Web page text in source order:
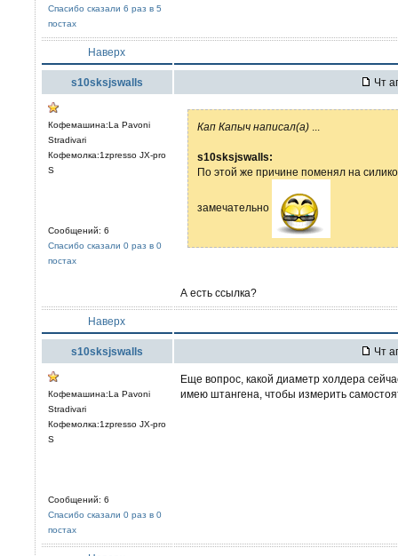
Спасибо сказали 6 раз в 5
постах
Наверх
s10sksjswalls Чт
Кофемашина:La Pavoni
Stradivari
Кофемолка:1zpresso JX-pro
S
Сообщений: 6
Спасибо сказали 0 раз в 0
постах
Кап Капыч написал(а)
s10sksjswalls:
По этой же причине поменял на
замечательно
А есть ссылка?
Наверх
s10sksjswalls Чт
Кофемашина:La Pavoni
Stradivari
Кофемолка:1zpresso JX-pro
S
Сообщений: 6
Спасибо сказали 0 раз в 0
постах
Еще вопрос, какой диаметр холдера
имею штангена, чтобы измерить